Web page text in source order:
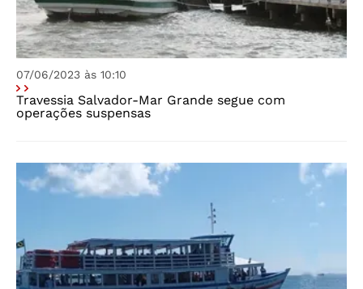
07/06/2023 às 10:10
Travessia Salvador-Mar Grande segue com
operações suspensas